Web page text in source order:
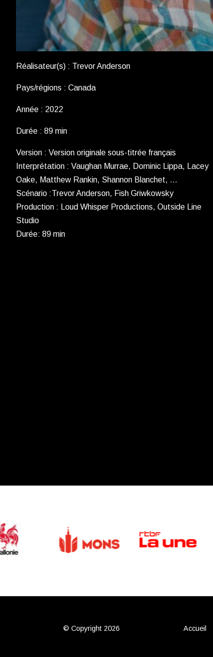
Réalisateur(s) : Trevor Anderson
Pays/régions : Canada
Année : 2022
Durée : 89 min
Version : Version originale sous-titrée français
Interprétation : Vaughan Murrae, Dominic Lippa, Lacey
Oake, Matthew Rankin, Shannon Blanchet, …
Scénario :Trevor Anderson, Fish Griwkowsky
Production : Loud Whisper Productions, Outside Line
Studio
Durée: 89 min
© Copyright 2026 Accueil